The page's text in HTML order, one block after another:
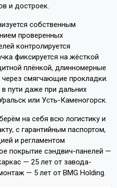
и достроек.
собственным
проверенных
контролируется
фиксируется на жёсткой
плёнкой, длинномерные
смягчающие прокладки.
пути даже при дальних
или Усть-Каменогорск.
на себя всю логистику и
с гарантийным паспортом,
и регламентом
покрытие сэндвич-панелей —
— 25 лет от завода-
— 5 лет от BMG Holding.